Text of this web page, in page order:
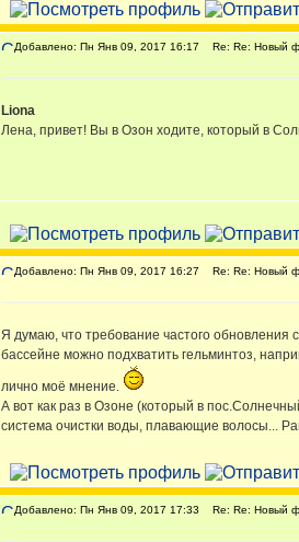
Добавлено: Пн Янв 09, 2017 16:17 Re: Re: Новый
Liona
Лена, привет! Вы в Озон ходите, который в
Добавлено: Пн Янв 09, 2017 16:27 Re: Re: Новый
Я думаю, что требование частого обновления
бассейне можно подхватить гельминтоз,
лично моё мнение.
А вот как раз в Озоне (который в
система очистки воды, плавающие волосы...
Добавлено: Пн Янв 09, 2017 17:33 Re: Re: Новый